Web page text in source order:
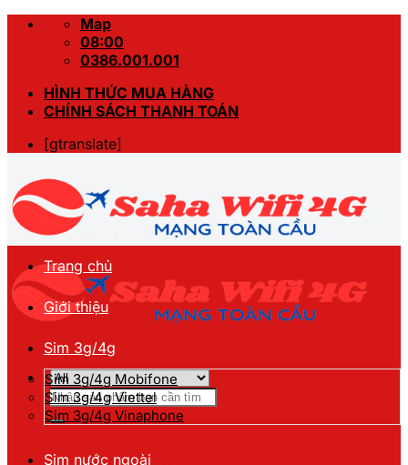
Skip
Map
08:00
0386.001.001
HÌNH THỨC MUA HÀNG
CHÍNH SÁCH THANH TOÁN
[gtranslate]
Tìm
kiếm:
Hotline đặt hàng
Trang chủ
Giới thiệu
Sim 3g/4g
Sim 3g/4g Mobifone
Sim 3g/4g Viettel
Sim 3g/4g Vinaphone
Sim nước ngoài